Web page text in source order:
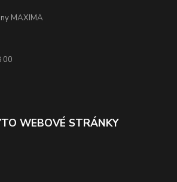
MAXIMA
00
WEBOVÉ STRÁNKY